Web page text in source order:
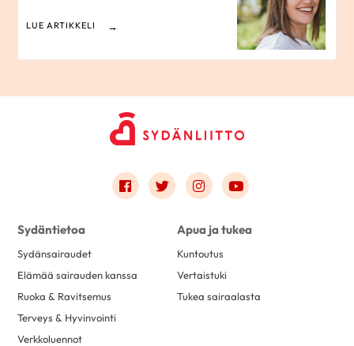
LUE ARTIKKELI
Link to facebook
Link to twitter
Link to instagram
Link to youtube
Sydäntietoa
Sydänsairaudet
Elämää sairauden kanssa
Ruoka & Ravitsemus
Terveys & Hyvinvointi
Verkkoluennot
Apua ja tukea
Kuntoutus
Vertaistuki
Tukea sairaalasta